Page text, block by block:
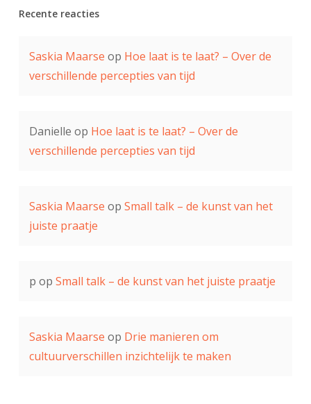
Recente reacties
Saskia Maarse op Hoe laat is te laat? – Over de
verschillende percepties van tijd
Danielle op Hoe laat is te laat? – Over de
verschillende percepties van tijd
Saskia Maarse op Small talk – de kunst van het
juiste praatje
p op Small talk – de kunst van het juiste praatje
Saskia Maarse op Drie manieren om
cultuurverschillen inzichtelijk te maken